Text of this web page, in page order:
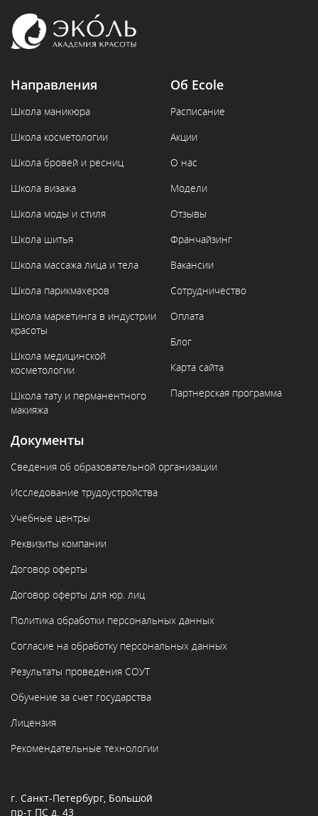
Направления
Школа маникюра
Школа косметологии
Школа бровей и ресниц
Школа визажа
Школа моды и стиля
Школа шитья
Школа массажа лица и тела
Школа парикмахеров
Школа маркетинга в индустрии
красоты
Школа медицинской
косметологии
Школа тату и перманентного
макияжа
Об Ecole
Расписание
Акции
О нас
Модели
Отзывы
Франчайзинг
Вакансии
Сотрудничество
Оплата
Блог
Карта сайта
Партнерская программа
Документы
Сведения об образовательной организации
Исследование трудоустройства
Учебные центры
Реквизиты компании
Договор оферты
Договор оферты для юр. лиц
Политика обработки персональных данных
Согласие на обработку персональных данных
Результаты проведения СОУТ
Обучение за счет государства
Лицензия
Рекомендательные технологии
г. Санкт-Петербург, Большой
пр-т ПС д. 43